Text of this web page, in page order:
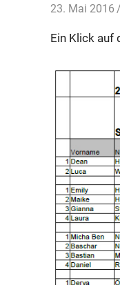
23. Mai 2016
Ein Klick auf